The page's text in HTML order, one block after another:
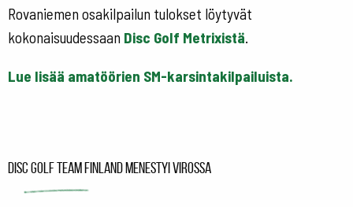
Rovaniemen osakilpailun tulokset löytyvät
kokonaisuudessaan Disc Golf Metrixistä.
Lue lisää amatöörien SM-karsintakilpailuista.
Disc Golf Team Finland menestyi Virossa